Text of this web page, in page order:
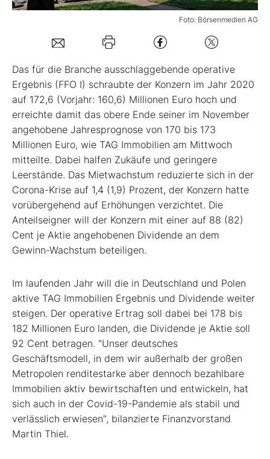
Kontakt
Foto: Börsenmedien AG
Das für die Branche ausschlaggebende operative
Ergebnis (FFO I) schraubte der Konzern im Jahr 2020
auf 172,6 (Vorjahr: 160,6) Millionen Euro hoch und
erreichte damit das obere Ende seiner im November
angehobene Jahresprognose von 170 bis 173
Millionen Euro, wie TAG Immobilien am Mittwoch
mitteilte. Dabei halfen Zukäufe und geringere
Leerstände. Das Mietwachstum reduzierte sich in der
Corona-Krise auf 1,4 (1,9) Prozent, der Konzern hatte
vorübergehend auf Erhöhungen verzichtet. Die
Anteilseigner will der Konzern mit einer auf 88 (82)
Cent je Aktie angehobenen Dividende an dem
Gewinn-Wachstum beteiligen.
Im laufenden Jahr will die in Deutschland und Polen
aktive TAG Immobilien Ergebnis und Dividende weiter
steigen. Der operative Ertrag soll dabei bei 178 bis
182 Millionen Euro landen, die Dividende je Aktie soll
92 Cent betragen. "Unser deutsches
Geschäftsmodell, in dem wir außerhalb der großen
Metropolen renditestarke aber dennoch bezahlbare
Immobilien aktiv bewirtschaften und entwickeln, hat
sich auch in der Covid-19-Pandemie als stabil und
verlässlich erwiesen", bilanzierte Finanzvorstand
Martin Thiel.